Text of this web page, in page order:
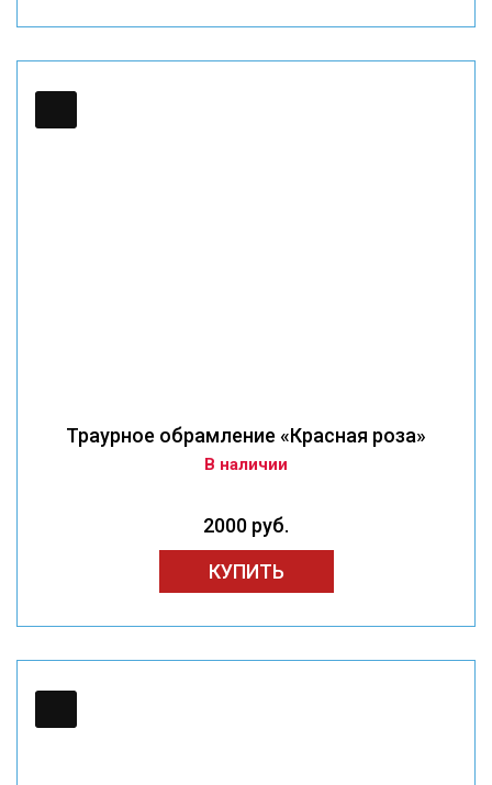
Траурное обрамление «Красная роза»
В наличии
2000 руб.
КУПИТЬ